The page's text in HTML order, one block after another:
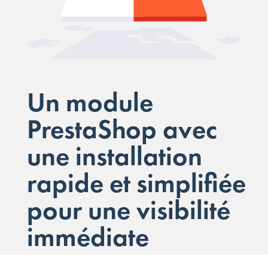
Un module
PrestaShop avec
une installation
rapide et simplifiée
pour une visibilité
immédiate